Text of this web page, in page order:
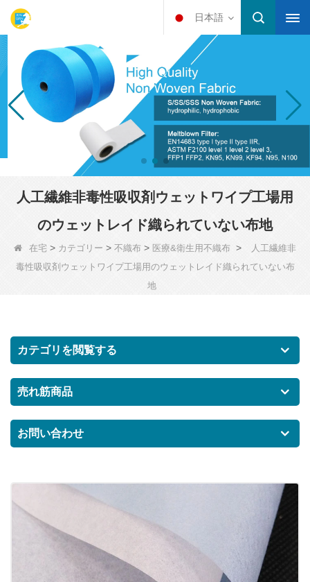
日本語
人工繊維非毒性吸収剤ウェットワイプ工場用
のウェットレイド織られていない布地
在宅 > カテゴリー > 不織布 > 医療&衛生用不織布 >
人工繊維非
毒性吸収剤ウェットワイプ工場用のウェットレイド織られていない布
地
カテゴリを閲覧する
売れ筋商品
お問い合わせ